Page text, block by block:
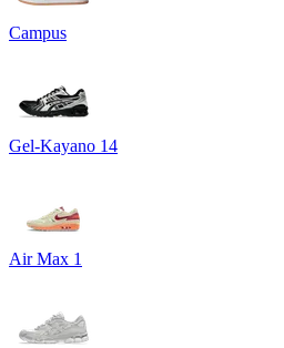
Campus
Gel-Kayano 14
Air Max 1